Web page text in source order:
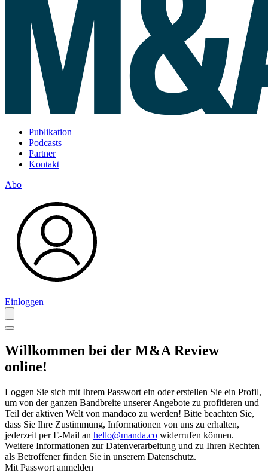
Publikation
Podcasts
Partner
Kontakt
Abo
Einloggen
Willkommen bei der M&A Review
online!
Loggen Sie sich mit Ihrem Passwort ein oder erstellen Sie ein Profil,
um von der ganzen Bandbreite unserer Angebote zu profitieren und
Teil der aktiven Welt von mandaco zu werden! Bitte beachten Sie,
dass Sie Ihre Zustimmung, Informationen von uns zu erhalten,
jederzeit per E-Mail an hello@manda.co widerrufen können.
Weitere Informationen zur Datenverarbeitung und zu Ihren Rechten
als Betroffener finden Sie in unserem Datenschutz.
Mit Passwort anmelden